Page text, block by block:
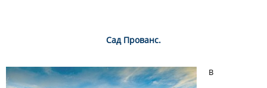
Сад Прованс.
В